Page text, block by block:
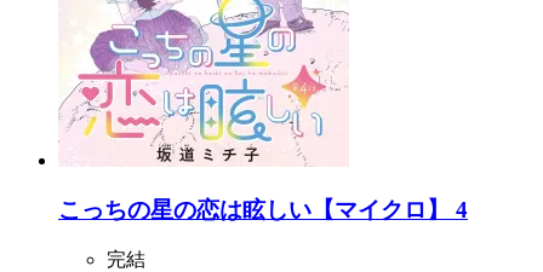
こっちの星の恋は眩しい【マイクロ】 4
完結